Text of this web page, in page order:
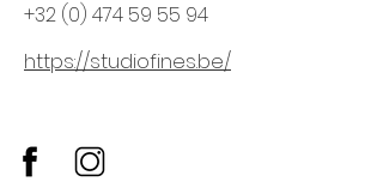
+32 (0) 474 59 55 94
https://studiofines.be/